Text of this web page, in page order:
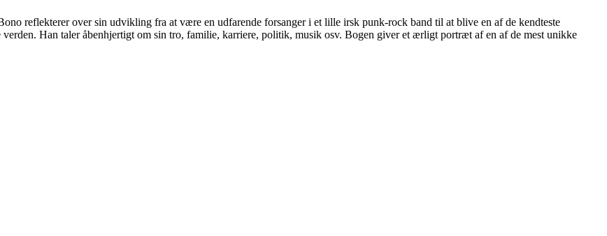
reflekterer over sin udvikling fra at være en udfarende forsanger i et lille irsk punk-rock band til at blive en af de kendteste
Han taler åbenhjertigt om sin tro, familie, karriere, politik, musik osv. Bogen giver et ærligt portræt af en af de mest unikke